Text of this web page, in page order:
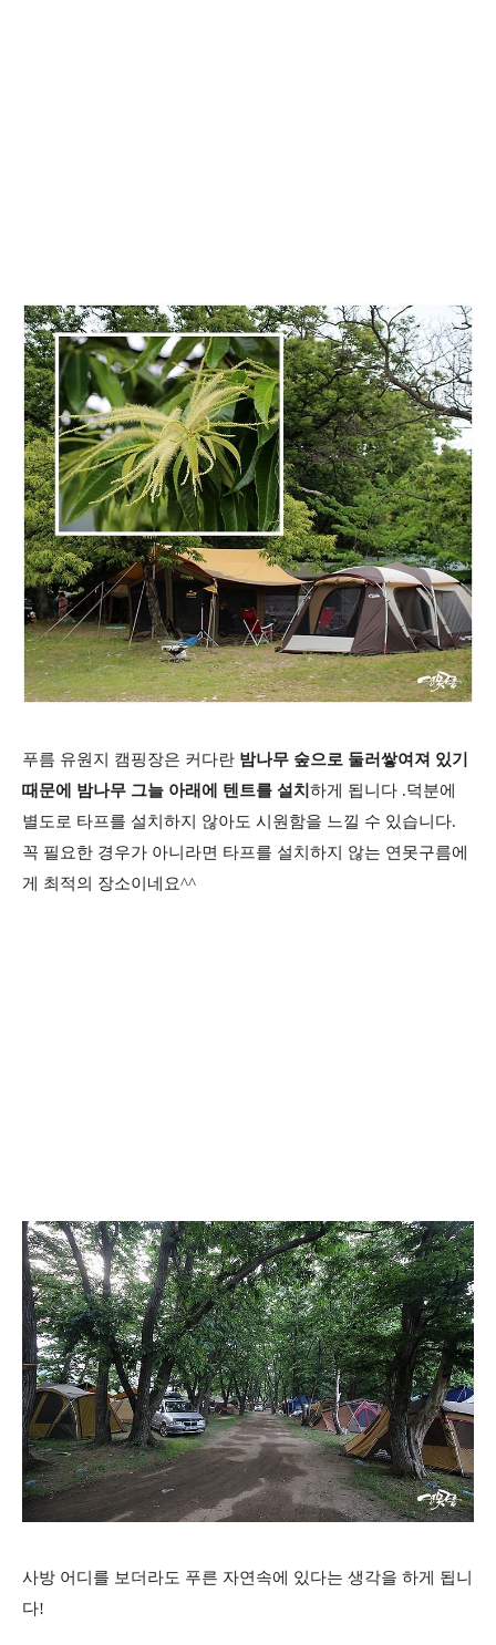
푸름 유원지 캠핑장은 커다란 밤나무 숲으로 둘러쌓여져 있기
때문에 밤나무 그늘 아래에 텐트를 설치 하게 됩니다 .덕분에
별도로 타프를 설치하지 않아도 시원함을 느낄 수 있습니다.
꼭 필요한 경우가 아니라면 타프를 설치하지 않는 연못구름에
게 최적의 장소이네요^^
사방 어디를 보더라도 푸른 자연속에 있다는 생각을 하게 됩니
다!